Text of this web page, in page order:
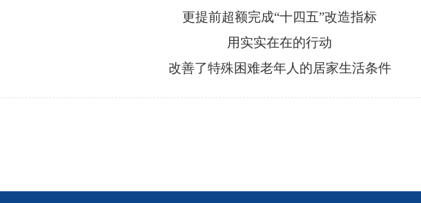
更提前超额完成“十四五”改造指标
用实实在在的行动
改善了特殊困难老年人的居家生活条件